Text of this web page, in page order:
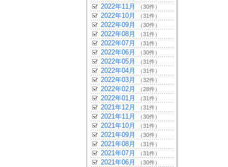
2022年11月 （30件）
2022年10月 （31件）
2022年09月 （30件）
2022年08月 （31件）
2022年07月 （31件）
2022年06月 （30件）
2022年05月 （31件）
2022年04月 （31件）
2022年03月 （32件）
2022年02月 （28件）
2022年01月 （31件）
2021年12月 （31件）
2021年11月 （30件）
2021年10月 （31件）
2021年09月 （30件）
2021年08月 （31件）
2021年07月 （31件）
2021年06月 （30件）